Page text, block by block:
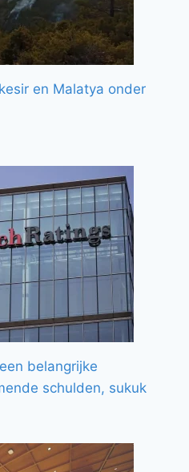
en Malatya onder
belangrijke
schulden, sukuk